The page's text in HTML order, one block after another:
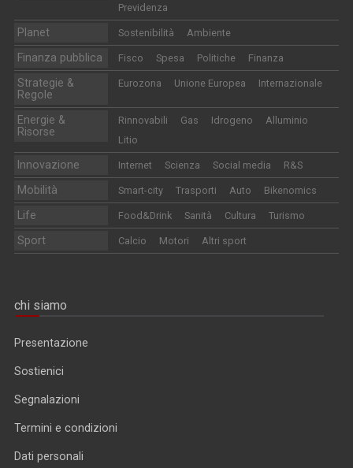
Previdenza
Planet Sostenibilità Ambiente
Finanza pubblica Fisco Spesa Politiche Finanza
Strategie &
Regole
Eurozona Unione Europea Internazionale
Energie &
Risorse
Rinnovabili Gas Idrogeno
Alluminio
Litio
Innovazione Internet Scienza Social media R&S
Mobilità Smart-city Trasporti Auto Bikenomics
Life Food&Drink Sanità Cultura Turismo
Sport Calcio Motori Altri sport
chi siamo
Presentazione
Sostienici
Segnalazioni
Termini e condizioni
Dati personali